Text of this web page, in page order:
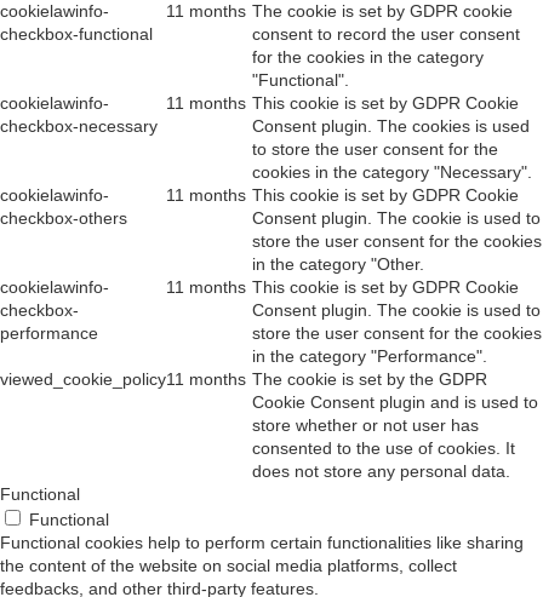
cookielawinfo-
checkbox-functional
11 months The cookie is set by GDPR cookie
consent to record the user consent
for the cookies in the category
"Functional".
cookielawinfo-
checkbox-necessary
11 months This cookie is set by GDPR Cookie
Consent plugin. The cookies is used
to store the user consent for the
cookies in the category "Necessary".
cookielawinfo-
checkbox-others
11 months This cookie is set by GDPR Cookie
Consent plugin. The cookie is used to
store the user consent for the cookies
in the category "Other.
cookielawinfo-
checkbox-
performance
11 months This cookie is set by GDPR Cookie
Consent plugin. The cookie is used to
store the user consent for the cookies
in the category "Performance".
viewed_cookie_policy11 months The cookie is set by the GDPR
Cookie Consent plugin and is used to
store whether or not user has
consented to the use of cookies. It
does not store any personal data.
Functional
Functional
Functional cookies help to perform certain functionalities like sharing
the content of the website on social media platforms, collect
feedbacks, and other third-party features.